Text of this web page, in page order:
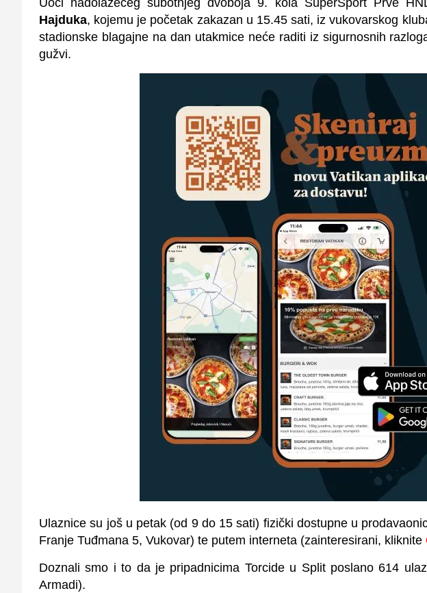
Uoči nadolazećeg subotnjeg dvoboja 9. kola SuperSport Prve
Hajduka, kojemu je početak zakazan u 15.45 sati, iz vukovarskog
stadionske blagajne na dan utakmice neće raditi iz sigurnosnih
gužvi.
Ulaznice su još u petak (od 9 do 15 sati) fizički dostupne u
Franje Tuđmana 5, Vukovar) te putem interneta (zainteresirani, kliknite
Doznali smo i to da je pripadnicima Torcide u Split poslano 614
Armadi).